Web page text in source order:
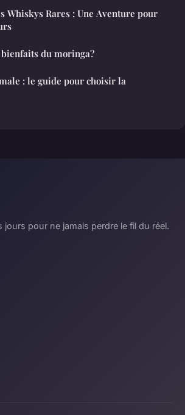
Whiskys Rares : Une Aventure pour
du moringa?
: le guide pour choisir la
jours pour ne jamais perdre le fil du réel.